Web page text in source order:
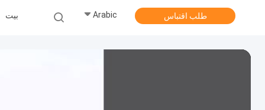
بيت Arabic طلب اقتباس